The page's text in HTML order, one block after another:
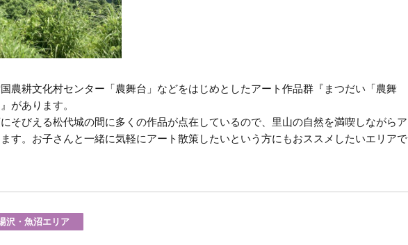
農耕文化村センター「農舞台」などをはじめとしたアート作品群『まつだい「農舞
があります。
そびえる松代城の間に多くの作品が点在しているので、里山の自然を満喫しながらア
す。お子さんと一緒に気軽にアート散策したいという方にもおススメしたいエリアで
沢・魚沼エリア